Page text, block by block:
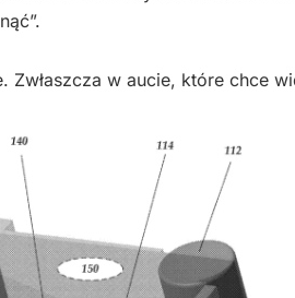
Zwłaszcza w aucie, które chce